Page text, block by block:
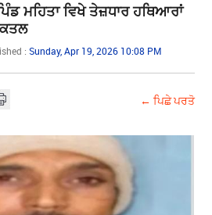
ਮਹਿਤਾ ਵਿਖੇ ਤੇਜ਼ਧਾਰ ਹਥਿਆਰਾਂ
:Sunday, Apr 19, 2026 10:08 PM
← ਪਿਛੇ ਪਰਤੋ